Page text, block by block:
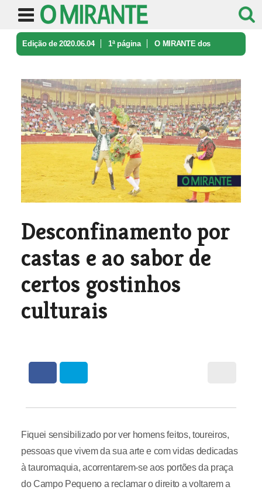
Edição de 2020.06.04 1ª página O MIRANTE dos
Desconfinamento por
castas e ao sabor de
certos gostinhos
culturais
Fiquei sensibilizado por ver homens feitos, toureiros,
pessoas que vivem da sua arte e com vidas dedicadas
à tauromaquia, acorrentarem-se aos portões da praça
do Campo Pequeno a reclamar o direito a voltarem a